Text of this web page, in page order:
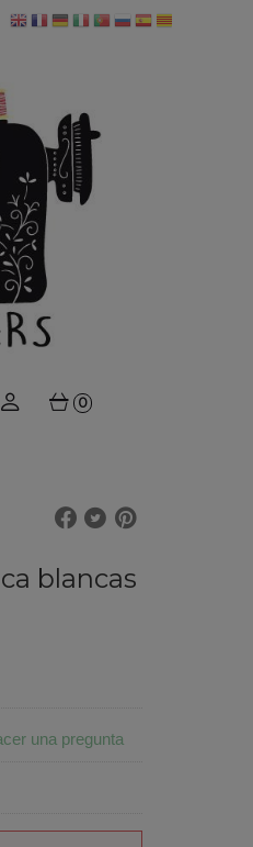
0
blancas
una pregunta